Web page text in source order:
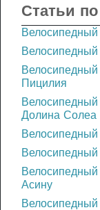
Статьи
Пицилия
Долина Солеа
Асину